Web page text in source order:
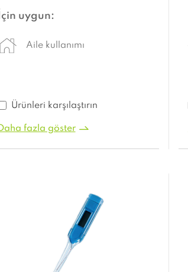
Çocuklar Tıbbi Mesh
İçin uygun:
Aile kullanımı
Ürünleri karşılaştırın
Daha fazla göster